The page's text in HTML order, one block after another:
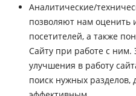
Аналитические/
позволяют нам оценить
посетителей, а также
Сайту при работе с ним.
улучшения в работу
поиск нужных разделов,